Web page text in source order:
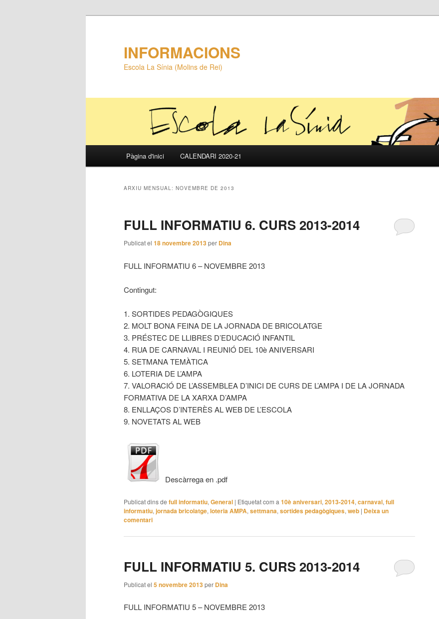
INFORMACIONS
Escola La Sínia (Molins de Rei)
Aneu
principal
Aneu
secundari
Pàgina d'inici CALENDARI 2020-21
ARXIU MENSUAL: NOVEMBRE DE 2013
FULL INFORMATIU 6. CURS 2013-2014
Publicat el 18 novembre 2013per Dina
FULL INFORMATIU 6 – NOVEMBRE 2013
Contingut:
1. SORTIDES PEDAGÒGIQUES
2. MOLT BONA FEINA DE LA JORNADA DE BRICOLATGE
3. PRÉSTEC DE LLIBRES D’EDUCACIÓ INFANTIL
4. RUA DE CARNAVAL I REUNIÓ DEL 10è ANIVERSARI
5. SETMANA TEMÀTICA
6. LOTERIA DE L’AMPA
7. VALORACIÓ DE L’ASSEMBLEA D’INICI DE CURS DE L’AMPA I DE LA JORNADA
FORMATIVA DE LA XARXA D’AMPA
8. ENLLAÇOS D’INTERÈS AL WEB DE L’ESCOLA
9. NOVETATS AL WEB
Descàrrega en .pdf
Publicat dins de full informatiu, General | Etiquetat com a 10è aniversari, 2013-2014, carnaval, full
informatiu, jornada bricolatge, loteria AMPA, settmana, sortides pedagògiques, web | Deixa un
comentari
FULL INFORMATIU 5. CURS 2013-2014
Publicat el 5 novembre 2013per Dina
FULL INFORMATIU 5 – NOVEMBRE 2013